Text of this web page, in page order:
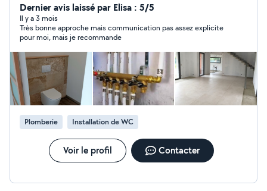
mettre votre appartement à votre goût, vous souhaitez
rendre votre appartement je suis la pour vous. Tâches
possible : -Réparation fuite, rebouchage de trous, -
Changer vos joints d'étanchéité, - Changement de prise,
- Pose abat-jours, - Changement de prise, - Montage de
meuble IKEA - Changement mitigeur, pommeau de
douche, - Forfait nettoyage vitre. - Remplacement WC
ou mécanisme chasse d'eau. Si nécessaire une première
visite sera effectué avant l'intervention. Personne
sérieuse, discrète. Je réalise un travail soigné et je
propose des tarifs souvent en dessous du marché.
N'hésitez pas à me contacter par téléphone ou Sms
Avec vos coordonnées, votre demande et adresse.
Devis Gratuit N'hésitez pas à me consulter Secteur
Dernier avis laissé par Elisa : 5/5
Il y a 3 mois
Très bonne approche mais communication pas assez explicite
pour moi, mais je recommande
Plomberie Installation de WC
Voir le profil Contacter